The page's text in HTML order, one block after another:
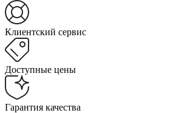
Клиентский сервис
Доступные цены
Гарантия качества